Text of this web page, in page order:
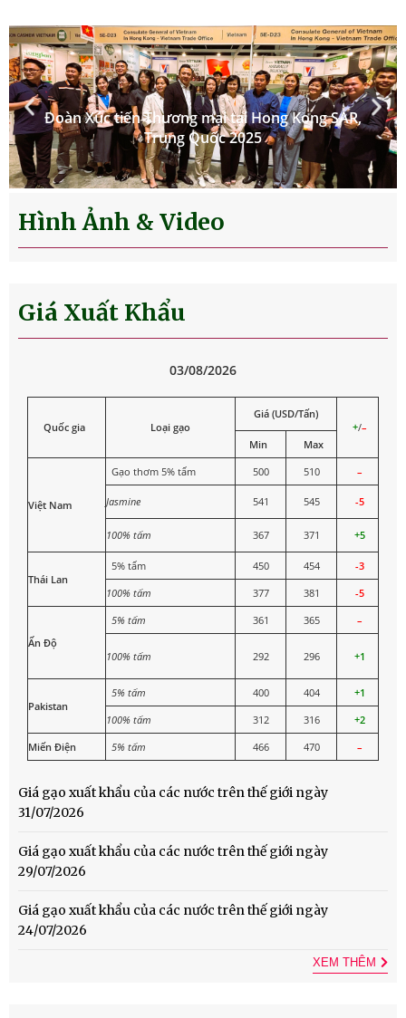
Hình Ảnh & Video
Giá Xuất Khẩu
03/08/2026
Quốc gia Loại gạo
Giá (USD/Tấn)
+/–
Min
Max
Việt Nam
Gạo thơm 5% tấm 500 510 –
Jasmine 541 545 -5
100% tấm 367 371 +5
Thái Lan
5% tấm 450 454
-3
100% tấm
377 381 -5
Ấn Độ
5% tấm 361 365 –
100% tấm 292 296 +1
Pakistan
5% tấm 400 404
+1
100% tấm
312 316
+2
Miến Điện
5% tấm 466 470 –
Giá gạo xuất khẩu của các nước trên thế giới ngày
31/07/2026
Giá gạo xuất khẩu của các nước trên thế giới ngày
29/07/2026
Giá gạo xuất khẩu của các nước trên thế giới ngày
24/07/2026
XEM THÊM